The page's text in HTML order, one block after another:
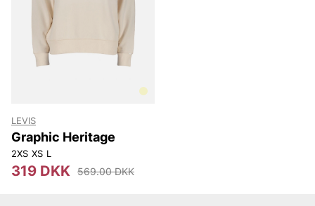
Andre populære mærker:
NN07
Björn Borg
LEVIS
Graphic Heritage
2XS XS L
319 DKK 569.00 DKK